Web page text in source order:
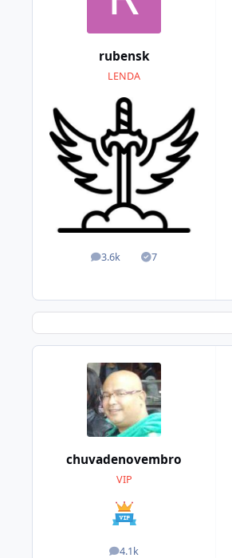
rubensk
LENDA
3.6k
posts 7
Soluções
chuvadenovembro
VIP
4.1k
posts